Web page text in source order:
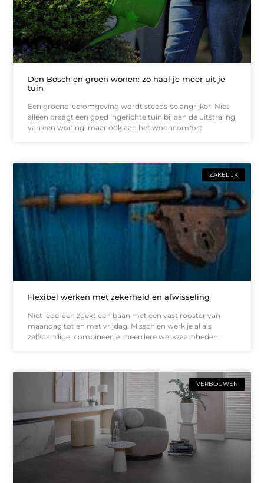
Den Bosch en groen wonen: zo haal je meer uit je
tuin
Een groene leefomgeving wordt steeds belangrijker. Niet
alleen draagt een goed ingerichte tuin bij aan de uitstraling
van een woning, maar ook aan het wooncomfort
ZAKELIJK
Flexibel werken met zekerheid en afwisseling
Niet iedereen zoekt een baan met een vast rooster van
maandag tot en met vrijdag. Misschien werk je al als
zelfstandige, combineer je meerdere werkzaamheden
VERBOUWEN